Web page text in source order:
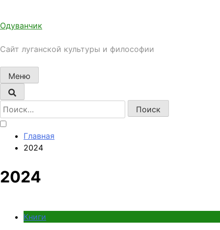
содержимому
Одуванчик
Сайт луганской культуры и философии
Меню
Найти:
Главная
2024
2024
Книги